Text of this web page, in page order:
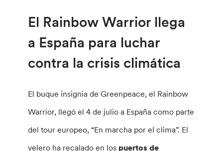
El Rainbow Warrior llega
a España para luchar
contra la crisis climática
El buque insignia de Greenpeace, el Rainbow
Warrior, llegó el 4 de julio a España como parte
del tour europeo, “En marcha por el clima”. El
velero ha recalado en los puertos de